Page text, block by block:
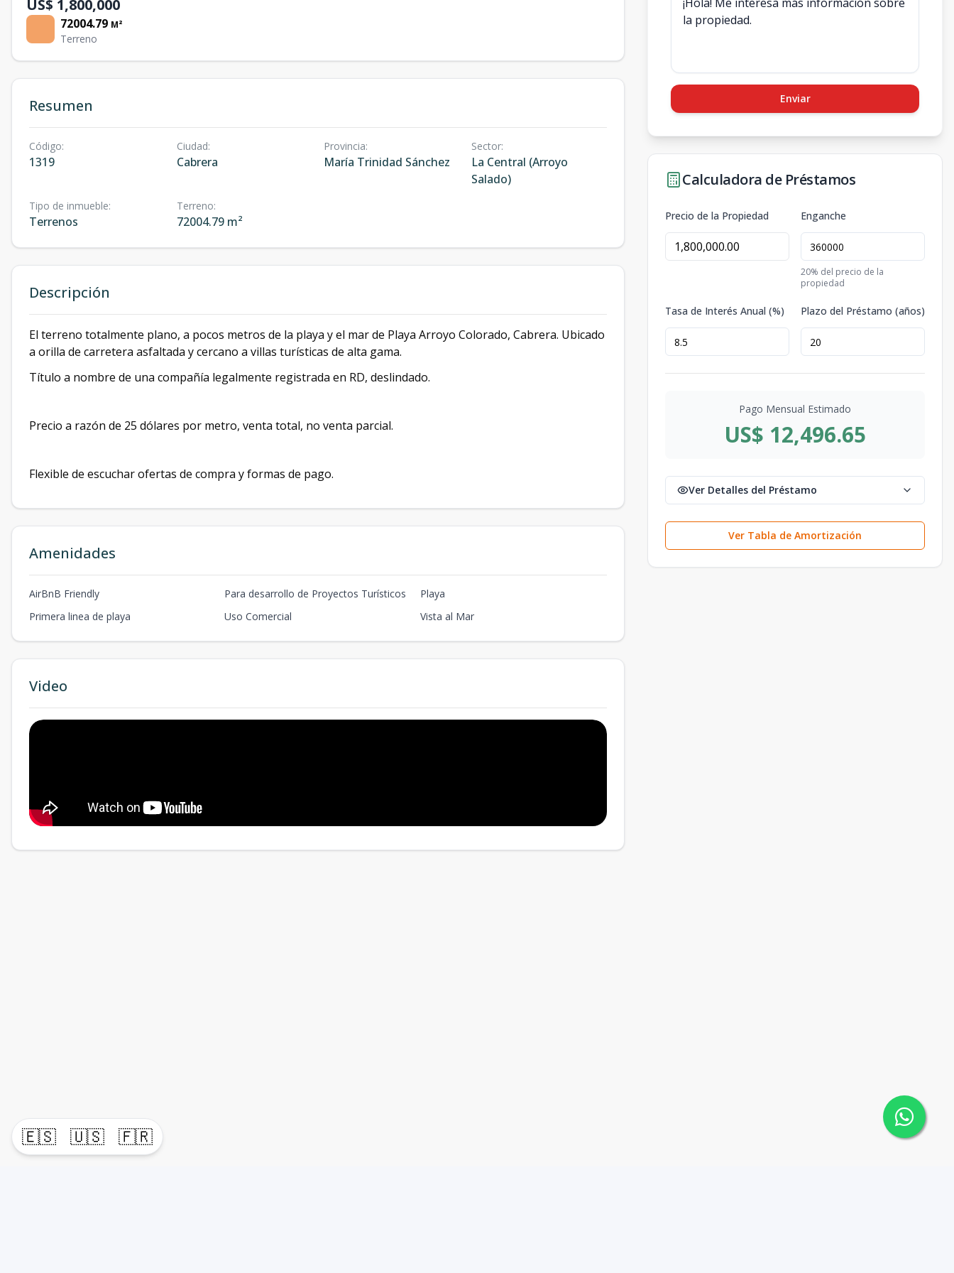
🇪🇸 🇺🇸 🇫🇷
US$ 1,800,000
72004.79 M²
Terreno
Resumen
Código:
1319
Ciudad:
Cabrera
Provincia:
María Trinidad Sánchez
Sector:
La Central (Arroyo
Salado)
Tipo de inmueble:
Terrenos
Terreno:
72004.79 m²
Descripción
El terreno totalmente plano, a pocos metros de la playa y el mar de Playa Arroyo Colorado, Cabrera. Ubicado
a orilla de carretera asfaltada y cercano a villas turísticas de alta gama.
Título a nombre de una compañía legalmente registrada en RD, deslindado.
Precio a razón de 25 dólares por metro, venta total, no venta parcial.
Flexible de escuchar ofertas de compra y formas de pago.
Amenidades
AirBnB Friendly Para desarrollo de Proyectos Turísticos
Playa
Primera linea de playa
Uso Comercial Vista al Mar
Video
Enviar
Calculadora de Préstamos
Precio de la Propiedad Enganche
20% del precio de la
propiedad
Tasa de Interés Anual (%) Plazo del Préstamo (años)
Pago Mensual Estimado
US$ 12,496.65
Ver Detalles del Préstamo
Ver Tabla de Amortización